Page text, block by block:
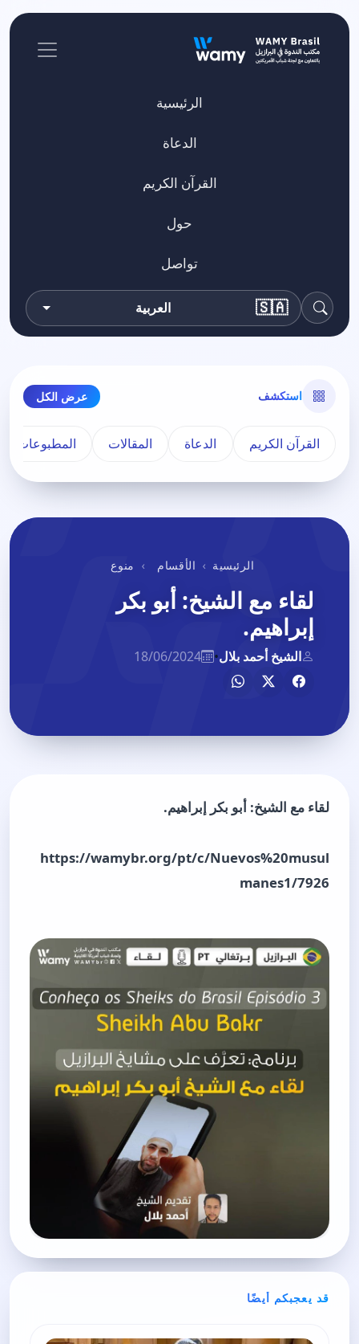
الرئيسية
الدعاة
القرآن الكريم
حول
تواصل
بحث 🇸🇦 العربية
استكشف عرض الكل
القرآن الكريم الدعاة المقالات المطبوعات
الرئيسية الأقسام منوع
لقاء مع الشيخ: أبو بكر
إبراهيم.
الشيخ أحمد بلال•
18/06/2024
لقاء مع الشيخ: أبو بكر إبراهيم.
https://wamybr.org/pt/c/Nuevos%20musul
manes1/7926
قد يعجبكم أيضًا